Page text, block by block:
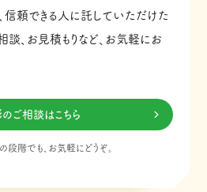
信頼できる人に託していただけた
、お見積もりなど、お気軽にお
ご相談はこちら
段階でも、お気軽にどうぞ。